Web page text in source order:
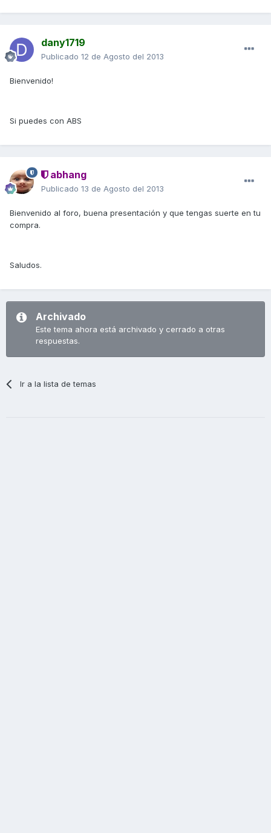
dany1719
Publicado 12 de Agosto del 2013
Bienvenido!
Si puedes con ABS
abhang
Publicado 13 de Agosto del 2013
Bienvenido al foro, buena presentación y que tengas suerte en tu
compra.
Saludos.
Archivado
Este tema ahora está archivado y cerrado a otras
respuestas.
Ir a la lista de temas